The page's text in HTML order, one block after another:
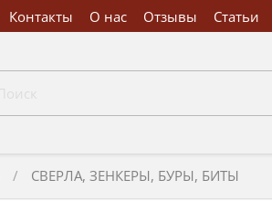
Контакты О нас Отзывы Статьи
СВЕРЛА, ЗЕНКЕРЫ, БУРЫ, БИТЫ